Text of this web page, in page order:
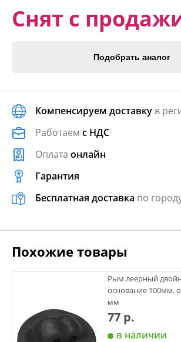
Снят с
Подобрать аналог
Компенсируем доставку в
Работаем с НДС
Оплата онлайн
Гарантия
Бесплатная доставка по
Похожие товары
Рым леерный
основание 100мм.
мм
77 р.
в наличии